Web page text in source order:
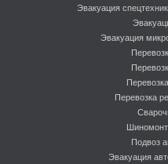
Эвакуация
Эвакуация
Перевозка
Подвоз
Эвакуация